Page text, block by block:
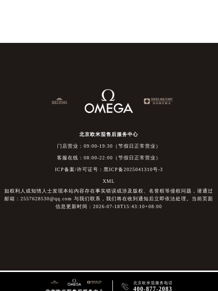
北京欧米茄售后服务中心
门店营业：09:00-19:30（节假日正常营业）
客服在线：08:00-22:00（节假日正常营业）
ICP备案/许可证号：黑ICP备2025041310号-3
XML
如权利人或知情人士发现本站内容存在事实错误或涉及版权、名誉权等侵权问题，请通过
邮箱：2557628530@qq.com 与我们联系，我们将在收到通知后立即依法处理。当前页面
信息更新时间：2026-07-18T15:43:10+08:00
 北京欧米茄服务电话
400-877-2083